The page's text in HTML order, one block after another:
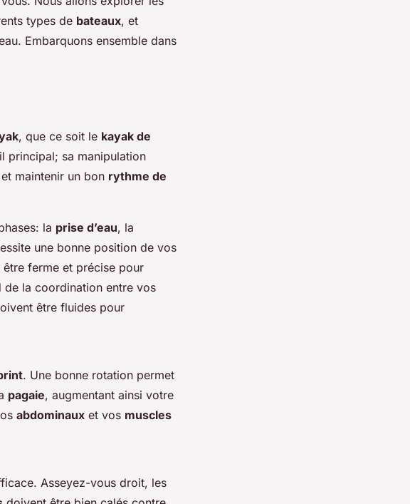
types de bateaux, et
Embarquons ensemble dans
, que ce soit le kayak de
principal; sa manipulation
et maintenir un bon rythme de
la prise d’eau, la
une bonne position de vos
ferme et précise pour
de la coordination entre vos
être fluides pour
. Une bonne rotation permet
pagaie, augmentant ainsi votre
abdominaux et vos muscles
Asseyez-vous droit, les